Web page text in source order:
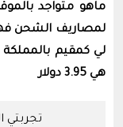
لمصاريف الشحن
لي كمقيم
هي 3.95 دولار